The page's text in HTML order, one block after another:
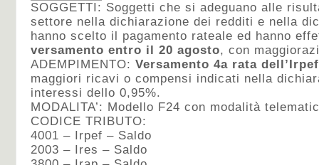
SOGGETTI: Soggetti che si adeguano alle
settore nella dichiarazione dei redditi e nella
hanno scelto il pagamento rateale ed hanno
versamento entro il 20 agosto, con
ADEMPIMENTO: Versamento 4a rata
maggiori ricavi o compensi indicati nella
interessi dello 0,95%.
MODALITA’: Modello F24 con modalità
CODICE TRIBUTO:
4001 – Irpef – Saldo
2003 – Ires – Saldo